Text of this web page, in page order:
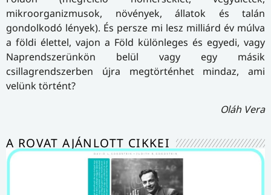
mikroorganizmusok, növények, állatok és talán
gondolkodó lények). És persze mi lesz milliárd év múlva
a földi élettel, vajon a Föld különleges és egyedi, vagy
Naprendszerünkön belül vagy egy másik
csillagrendszerben újra megtörténhet mindaz, ami
velünk történt?
Oláh Vera
A ROVAT AJÁNLOTT CIKKEI